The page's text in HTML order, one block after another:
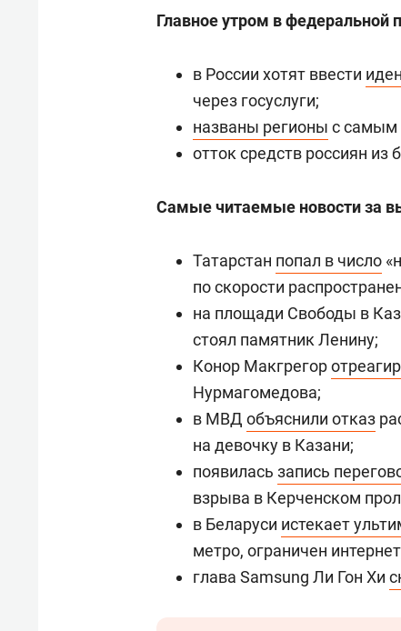
Главное утром в федеральной
в России хотят ввести
через госуслуги;
названы регионы с самым
отток средств россиян из
Самые читаемые новости за
Татарстан попал в число
по скорости
на площади Свободы в
стоял памятник Ленину;
Конор Макгрегор
Нурмагомедова;
в МВД объяснили отказ
на девочку в Казани;
появилась запись
взрыва в Керченском
в Беларуси истекает
метро, ограничен
глава Samsung Ли Гон Хи